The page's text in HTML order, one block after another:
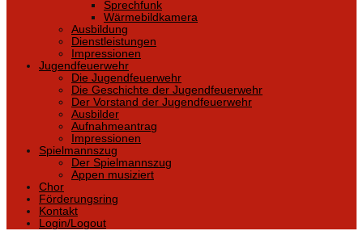
Sprechfunk
Wärmebildkamera
Ausbildung
Dienstleistungen
Impressionen
Jugendfeuerwehr
Die Jugendfeuerwehr
Die Geschichte der Jugendfeuerwehr
Der Vorstand der Jugendfeuerwehr
Ausbilder
Aufnahmeantrag
Impressionen
Spielmannszug
Der Spielmannszug
Appen musiziert
Chor
Förderungsring
Kontakt
Login/Logout